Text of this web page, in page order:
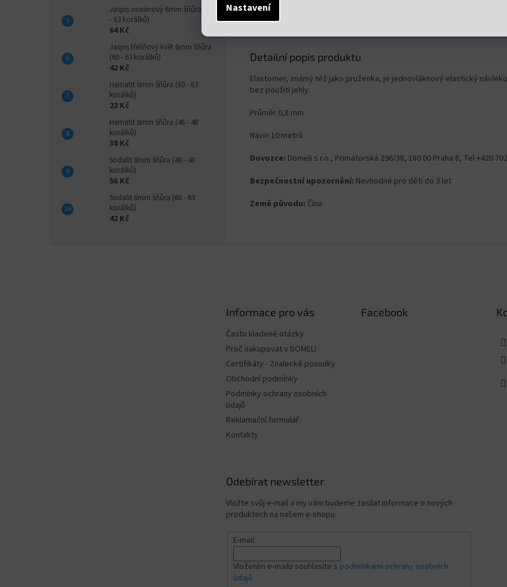
Nastavení
Jaspis oceánový 6mm šňůra (60
- 63 korálků)
64 Kč
Jaspis třešňový květ 6mm šňůra
(60 - 63 korálků)
42 Kč
Hematit 6mm šňůra (60 - 63
korálků)
22 Kč
Hematit 8mm šňůra (46 - 48
korálků)
38 Kč
Sodalit 8mm šňůra (46 - 48
korálků)
56 Kč
Sodalit 6mm šňůra (60 - 63
korálků)
42 Kč
Detailní popis produktu
Elastomer, známý též jako pruženka, je jednovláknový elastický
bez použití jehly.
Průměr 0,8 mm
Návin 10 metrů
Dovozce: Domeli s.r.o., Primátorská 296/38, 180 00 Praha 8, Tel +420
Bezpečnostní upozornění: Nevhodné pro děti do 3 let
Země původu: Čína
Informace pro vás
Často kladené otázky
Proč nakupovat v DOMELI
Certifikáty - Znalecké posudky
Obchodní podmínky
Podmínky ochrany osobních
údajů
Reklamační formulář
Kontakty
Facebook
Odebírat newsletter
Vložte svůj e-mail a my vám budeme zasílat informace o nových
produktech na našem e-shopu.
E-mail
Vložením e-mailu souhlasíte s podmínkami ochrany osobních
údajů